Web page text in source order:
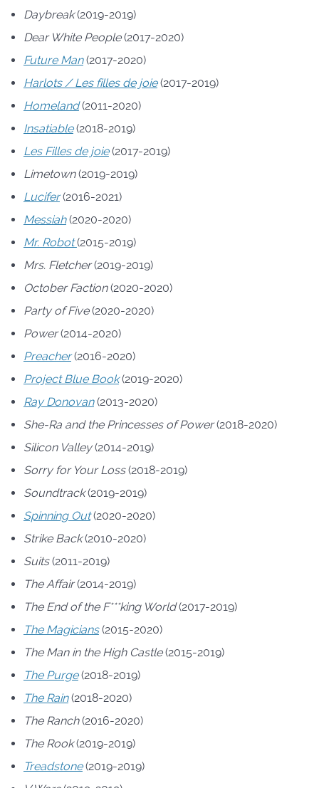
Daybreak(2019-2019)
Dear White People(2017-2020)
Future Man (2017-2020)
Harlots / Les filles de joie(2017-2019)
Homeland (2011-2020)
Insatiable (2018-2019)
Les Filles de joie(2017-2019)
Limetown(2019-2019)
Lucifer (2016-2021)
Messiah (2020-2020)
Mr. Robot(2015-2019)
Mrs. Fletcher(2019-2019)
October Faction(2020-2020)
Party of Five(2020-2020)
Power(2014-2020)
Preacher (2016-2020)
Project Blue Book (2019-2020)
Ray Donovan (2013-2020)
She-Ra and the Princesses of Power(2018-2020)
Silicon Valley(2014-2019)
Sorry for Your Loss(2018-2019)
Soundtrack(2019-2019)
Spinning Out (2020-2020)
Strike Back(2010-2020)
Suits(2011-2019)
The Affair(2014-2019)
The End of the F***king World(2017-2019)
The Magicians (2015-2020)
The Man in the High Castle(2015-2019)
The Purge (2018-2019)
The Rain (2018-2020)
The Ranch(2016-2020)
The Rook(2019-2019)
Treadstone (2019-2019)